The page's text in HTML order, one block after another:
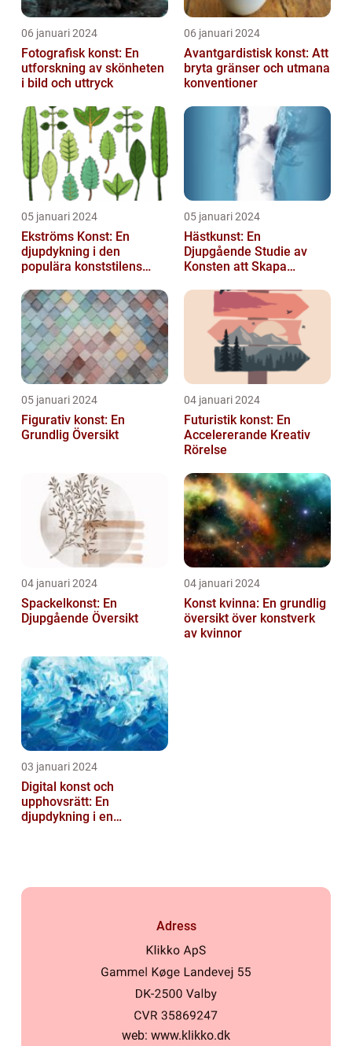
06 januari 2024
Fotografisk konst: En
utforskning av skönheten
i bild och uttryck
06 januari 2024
Avantgardistisk konst: Att
bryta gränser och utmana
konventioner
05 januari 2024
Ekströms Konst: En
djupdykning i den
populära konststilens
05 januari 2024
Hästkunst: En
Djupgående Studie av
Konsten att Skapa
05 januari 2024
Figurativ konst: En
Grundlig Översikt
04 januari 2024
Futuristik konst: En
Accelererande Kreativ
Rörelse
04 januari 2024
Spackelkonst: En
Djupgående Översikt
04 januari 2024
Konst kvinna: En grundlig
översikt över konstverk
av kvinnor
03 januari 2024
Digital konst och
upphovsrätt: En
djupdykning i en
Adress
web: www.klikko.dk